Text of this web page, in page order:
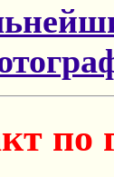
по